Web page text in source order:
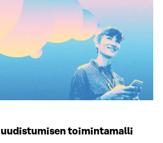
toimintamalli